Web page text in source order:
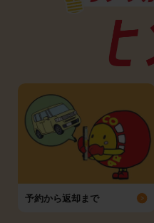
予約から返却まで